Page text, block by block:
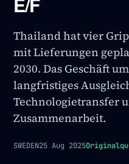
Thailand hat vier
mit Lieferungen
2030. Das Geschäft
langfristiges
Technologietransfer
Zusammenarbeit.
SWEDEN25 Aug 2025